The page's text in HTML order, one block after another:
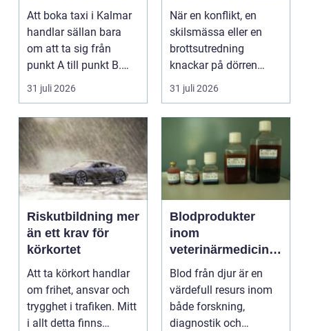
hela resan
Att boka taxi i Kalmar
handlar sällan bara
om att ta sig från
punkt A till punkt B.
För många är res...
31 juli 2026
livet krånglar
När en konflikt, en
skilsmässa eller en
brottsutredning
knackar på dörren
förändras vardagen
snabbt....
31 juli 2026
Riskutbildning mer
än ett krav för
körkortet
Att ta körkort handlar
om frihet, ansvar och
trygghet i trafiken. Mitt
i allt detta finns
Blodprodukter
inom
veterinärmedicin
funktion, kvalitet
och användning
Blod från djur är en
värdefull resurs inom
både forskning,
diagnostik och